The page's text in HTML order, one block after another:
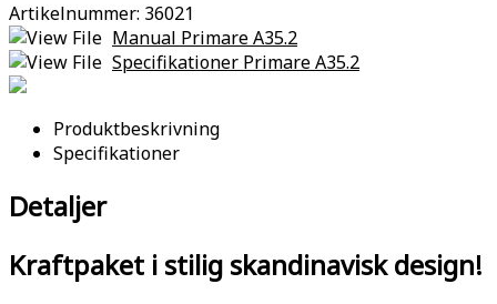
Artikelnummer: 36021
Manual Primare A35.2
Specifikationer Primare A35.2
Produktbeskrivning
Specifikationer
Detaljer
Kraftpaket i stilig skandinavisk design!